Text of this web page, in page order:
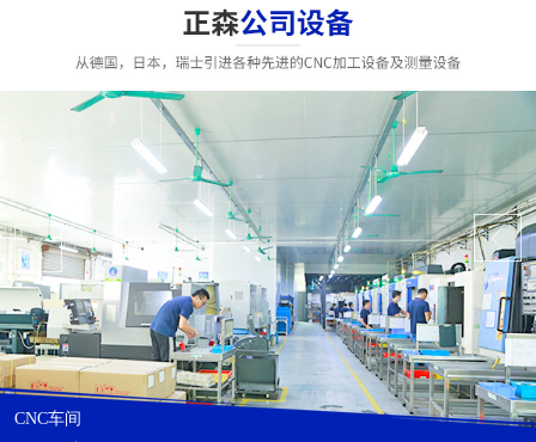
CNC车间